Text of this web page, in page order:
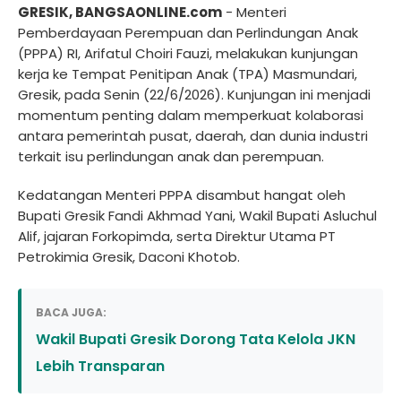
GRESIK, BANGSAONLINE.com - Menteri
Pemberdayaan Perempuan dan Perlindungan Anak
(PPPA) RI, Arifatul Choiri Fauzi, melakukan kunjungan
kerja ke Tempat Penitipan Anak (TPA) Masmundari,
Gresik, pada Senin (22/6/2026). Kunjungan ini menjadi
momentum penting dalam memperkuat kolaborasi
antara pemerintah pusat, daerah, dan dunia industri
terkait isu perlindungan anak dan perempuan.
Kedatangan Menteri PPPA disambut hangat oleh
Bupati Gresik Fandi Akhmad Yani, Wakil Bupati Asluchul
Alif, jajaran Forkopimda, serta Direktur Utama PT
Petrokimia Gresik, Daconi Khotob.
BACA JUGA:
Wakil Bupati Gresik Dorong Tata Kelola JKN
Lebih Transparan